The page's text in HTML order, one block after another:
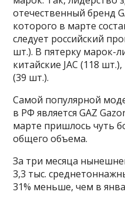
отечественный бренд
которого в марте
следует российский
шт.). В пятерку марок-
китайские JAC (118
(39 шт.).
Самой популярной
в РФ является GAZ
марте пришлось чуть
общего объема.
За три месяца
3,3 тыс.
31% меньше, чем в